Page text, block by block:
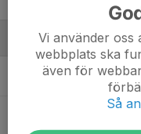
Ledare
Linus Olausson
Vi använder
webbplats ska
även för
Så